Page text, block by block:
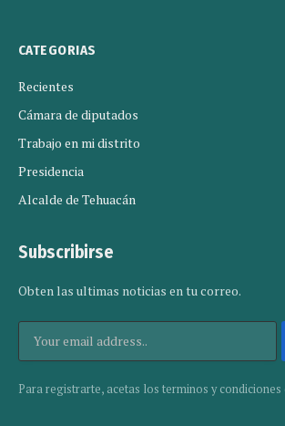
CATEGORIAS
Recientes
Cámara de diputados
Trabajo en mi distrito
Presidencia
Alcalde de Tehuacán
Subscribirse
Obten las ultimas noticias en tu correo.
Para registrarte, acetas los terminos y condiciones